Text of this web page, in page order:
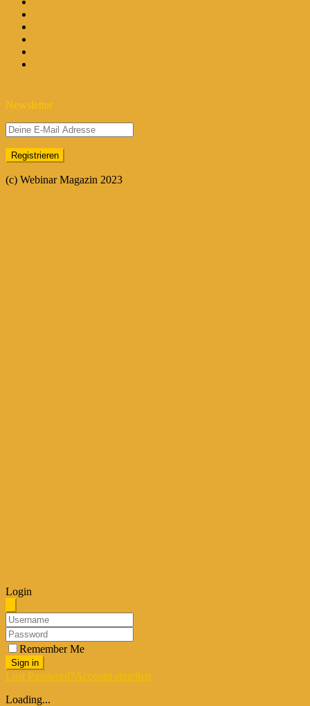
Newsletter
(c) Webinar Magazin 2023
Login
Remember Me
Sign in
Lost Password?Account erstellen
Loading...